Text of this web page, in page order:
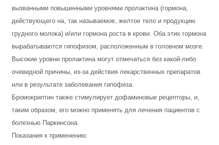
вызванными повышенными уровнями пролактина (гормона,
действующего на, так называемое, желтое тело и продукцию
грудного молока) и/или гормона роста в крови. Оба этих гормона
вырабатываются гипофизом, расположенным в головном мозге.
Высокие уровни пролактина могут отмечаться без какой-либо
очевидной причины, из-за действия лекарственных препаратов
или в результате заболевания гипофиза.
Бромокриптин также стимулирует дофаминовые рецепторы, и,
таким образом, его можно применять для лечения пациентов с
болезнью Паркинсона.
Показания к применению: